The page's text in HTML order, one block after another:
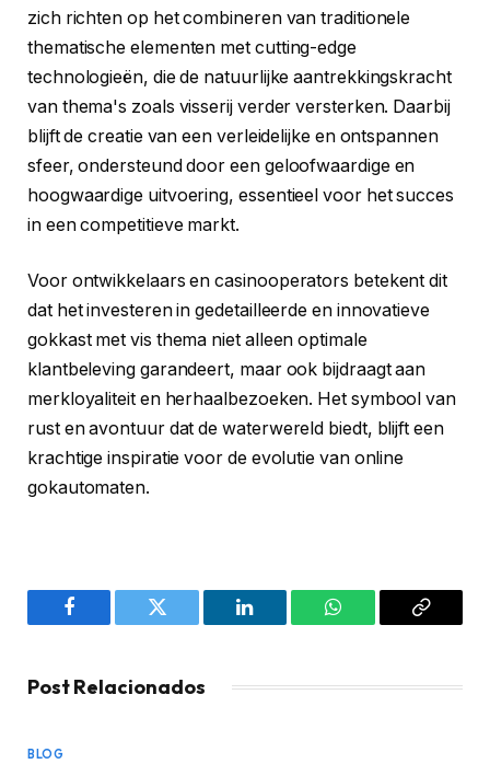
zich richten op het combineren van traditionele
thematische elementen met cutting-edge
technologieën, die de natuurlijke aantrekkingskracht
van thema's zoals visserij verder versterken. Daarbij
blijft de creatie van een verleidelijke en ontspannen
sfeer, ondersteund door een geloofwaardige en
hoogwaardige uitvoering, essentieel voor het succes
in een competitieve markt.
Voor ontwikkelaars en casinooperators betekent dit
dat het investeren in gedetailleerde en innovatieve
gokkast met vis thema niet alleen optimale
klantbeleving garandeert, maar ook bijdraagt aan
merkloyaliteit en herhaalbezoeken. Het symbool van
rust en avontuur dat de waterwereld biedt, blijft een
krachtige inspiratie voor de evolutie van online
gokautomaten.
Facebook Twitter LinkedIn WhatsAppCopy
Post Relacionados
BLOG